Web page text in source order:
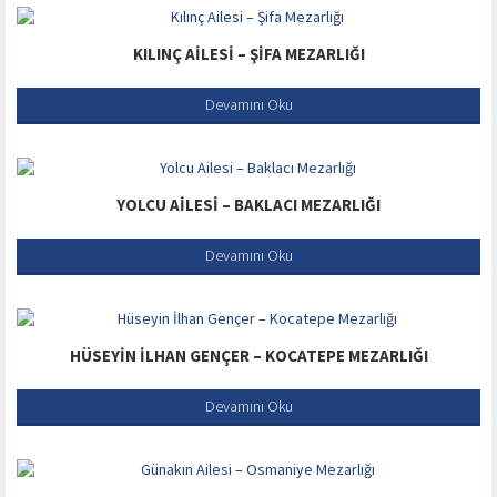
KILINÇ AILESI – ŞIFA MEZARLIĞI
Devamını Oku
YOLCU AILESI – BAKLACI MEZARLIĞI
Devamını Oku
HÜSEYIN İLHAN GENÇER – KOCATEPE MEZARLIĞI
Devamını Oku